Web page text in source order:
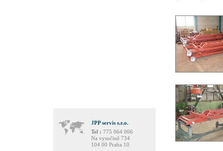
JPP servis s.r.o.
Tel : 775 064 066
Na vysočině 734
104 00 Praha 10